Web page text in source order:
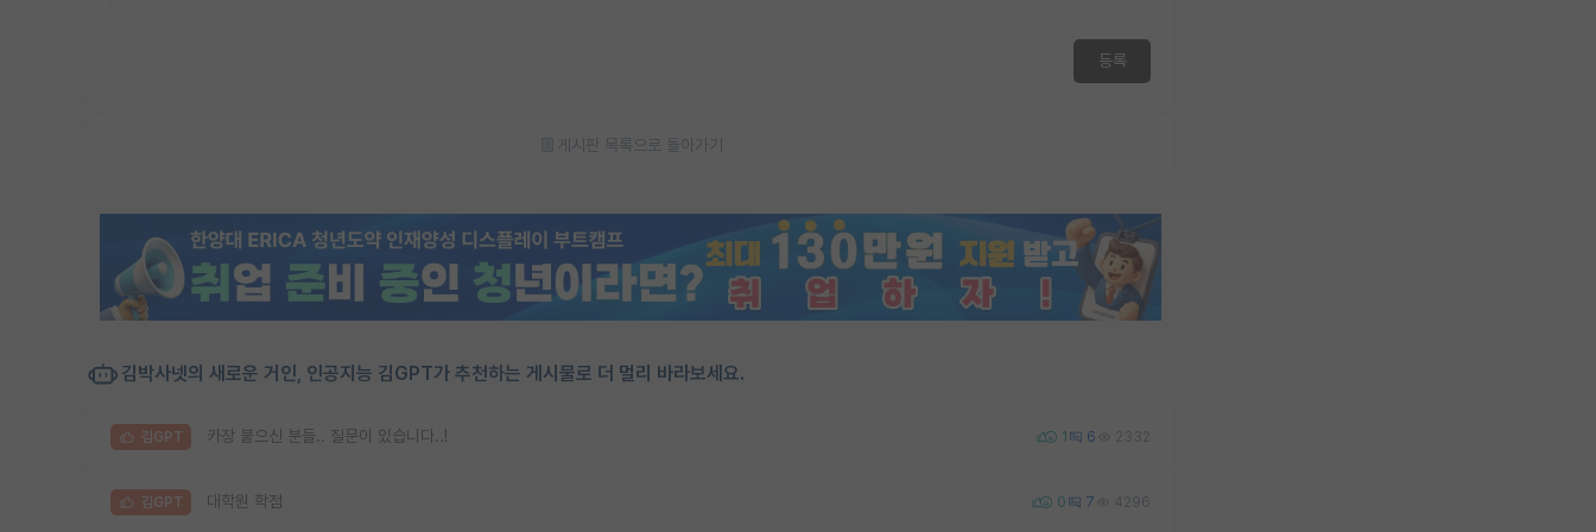
등록
게시판 목록으로 돌아가기
김박사넷의 새로운 거인, 인공지능 김GPT가 추천하는 게시물로 더 멀리 바라보세요.
김GPT 카장 붙으신 분들.. 질문이 있습니다..! 1 6 2332
김GPT 대학원 학점 0 7 4296